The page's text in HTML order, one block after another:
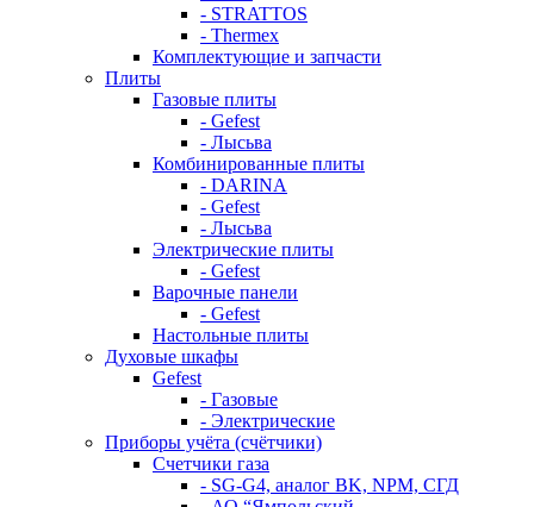
- STRATTOS
- Thermex
Комплектующие и запчасти
Плиты
Газовые плиты
- Gefest
- Лысьва
Комбинированные плиты
- DARINA
- Gefest
- Лысьва
Электрические плиты
- Gefest
Варочные панели
- Gefest
Настольные плиты
Духовые шкафы
Gefest
- Газовые
- Электрические
Приборы учёта (счётчики)
Счетчики газа
- SG-G4, аналог BK, NPM, СГД